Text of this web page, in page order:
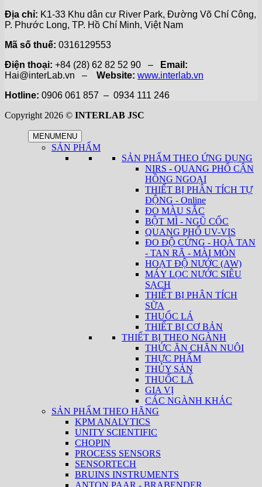
Địa chỉ: K1-33 Khu dân cư River Park, Đường Võ Chí Công,
P. Phước Long, TP. Hồ Chí Minh, Việt Nam
Mã số thuế: 0316129553
Điện thoại: +84 (28) 62 82 52 90 –
Email:
Hai@interLab.vn – Website: www.interlab.vn
Hotline: 0906 061 857 – 0934 111 246
Copyright 2026 © INTERLAB JSC
MENUMENU
SẢN PHẨM
SẢN PHẨM THEO ỨNG DỤNG
NIRS - QUANG PHỔ CẬN
HỒNG NGOẠI
THIẾT BỊ PHÂN TÍCH TỰ
ĐỘNG - Online
ĐO MÀU SẮC
BỘT MÌ - NGŨ CỐC
QUANG PHỔ UV-VIS
ĐO ĐỘ CỨNG - HOÀ TAN
- TAN RÃ - MÀI MÒN
HOẠT ĐỘ NƯỚC (AW)
MÁY LỌC NƯỚC SIÊU
SẠCH
THIẾT BỊ PHÂN TÍCH
SỮA
THUỐC LÁ
THIẾT BỊ CƠ BẢN
THIẾT BỊ THEO NGÀNH
THỨC ĂN CHĂN NUÔI
THỰC PHẨM
THỦY SẢN
THUỐC LÁ
GIA VỊ
CÁC NGÀNH KHÁC
SẢN PHẨM THEO HÃNG
KPM ANALYTICS
UNITY SCIENTIFIC
CHOPIN
PROCESS SENSORS
SENSORTECH
BRUINS INSTRUMENTS
ANTON PAAR - BRABENDER